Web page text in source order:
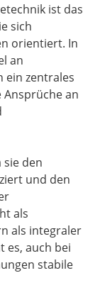
ist das
sich
orientiert. In
an
ein zentrales
Ansprüche an
sie den
und den
als
als integraler
es, auch bei
stabile